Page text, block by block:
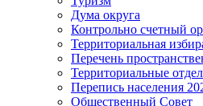
Дума округа
Контрольно счетный
Территориальная
Перечень
Территориальные
Перепись населения
Общественный Совет